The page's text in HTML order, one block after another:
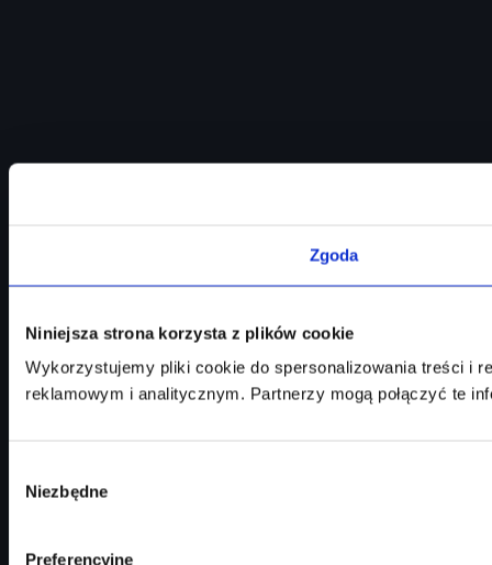
Zgoda
Niniejsza strona korzysta z plików cookie
Wykorzystujemy pliki cookie do spersonalizowania treści i
reklamowym i analitycznym. Partnerzy mogą połączyć te
zgody
Niezbędne
Preferencyjne